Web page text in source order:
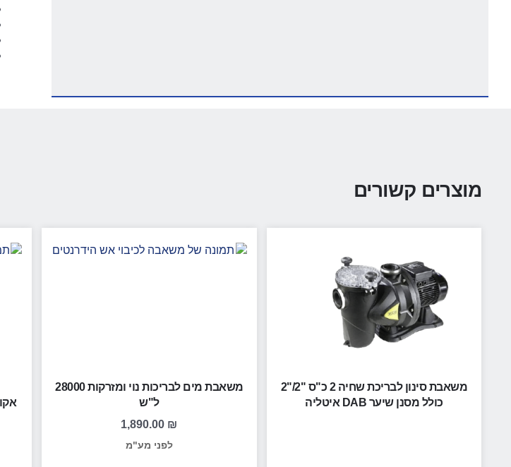
מוצרים קשורים
משאבת סינון לבריכת שחיה 2 כ"ס "2/"2
כולל מסנן שיער DAB איטליה
משאבת מים לבריכות נוי ומזרקות 28000
ל"ש
1,890.00 ₪
לפני מע"מ